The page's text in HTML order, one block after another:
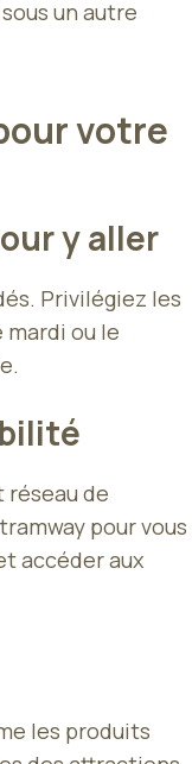
un autre
votre
y aller
Privilégiez les
ou le
réseau de
pour vous
accéder aux
les produits